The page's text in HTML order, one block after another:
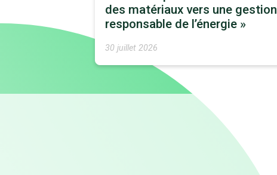
des matériaux vers une gestion
responsable de l’énergie »
30 juillet 2026